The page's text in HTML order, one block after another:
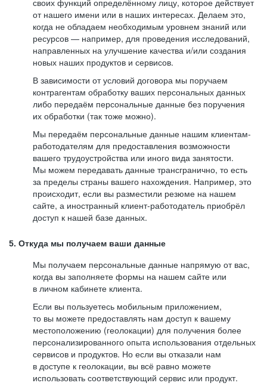
своих функций определённому лицу, которое действует
от нашего имени или в наших интересах. Делаем это,
когда не обладаем необходимым уровнем знаний или
ресурсов — например, для проведения исследований,
направленных на улучшение качества и/или создания
новых наших продуктов и сервисов.
В зависимости от условий договора мы поручаем
контрагентам обработку ваших персональных данных
либо передаём персональные данные без поручения
их обработки (так тоже можно).
Мы передаём персональные данные нашим клиентам-
работодателям для предоставления возможности
вашего трудоустройства или иного вида занятости.
Мы можем передавать данные трансгранично, то есть
за пределы страны вашего нахождения. Например, это
происходит, если вы разместили резюме на нашем
сайте, а иностранный клиент-работодатель приобрёл
доступ к нашей базе данных.
5. Откуда мы получаем ваши данные
Мы получаем персональные данные напрямую от вас,
когда вы заполняете формы на нашем сайте или
в личном кабинете клиента.
Если вы пользуетесь мобильным приложением,
то вы можете предоставлять нам доступ к вашему
местоположению (геолокации) для получения более
персонализированного опыта использования отдельных
сервисов и продуктов. Но если вы отказали нам
в доступе к геолокации, вы всё равно можете
использовать соответствующий сервис или продукт.